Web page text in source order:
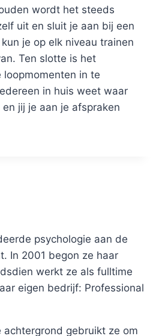
wordt het steeds
uit en sluit je aan bij een
je op elk niveau trainen
Ten slotte is het
loopmomenten in te
in huis weet waar
jij je aan je afspraken
psychologie aan de
In 2001 begon ze haar
werkt ze als fulltime
eigen bedrijf: Professional
achtergrond gebruikt ze om